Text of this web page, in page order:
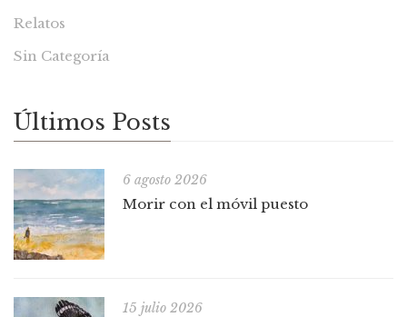
Relatos
Sin Categoría
Últimos Posts
6 agosto 2026
Morir con el móvil puesto
15 julio 2026